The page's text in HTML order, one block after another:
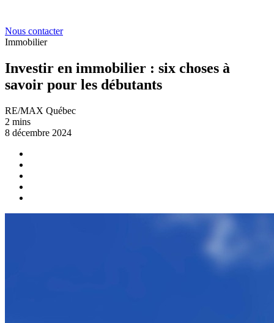
Nous contacter
Immobilier
Investir en immobilier : six choses à
savoir pour les débutants
RE/MAX Québec
2 mins
8 décembre 2024